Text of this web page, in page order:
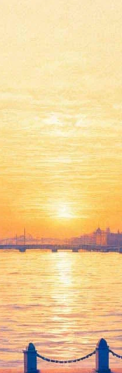
Валерии
Юлией
роли